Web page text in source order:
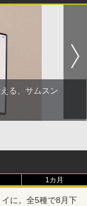
る、サムスン
1カ月
に。全5種で8月下